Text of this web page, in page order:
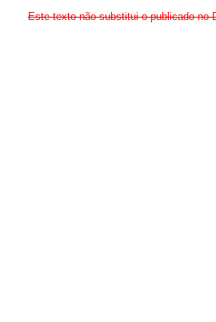
Este texto não substitui o publicado no